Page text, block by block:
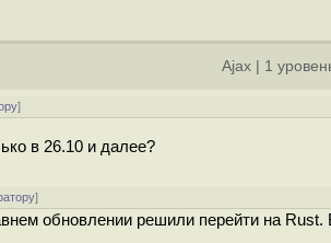
Ajax 1
]
в 26.10 и далее?
]
обновлении решили перейти на Rust.